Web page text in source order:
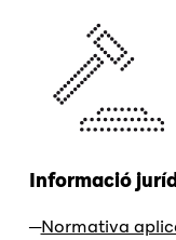
Informació
Normativa